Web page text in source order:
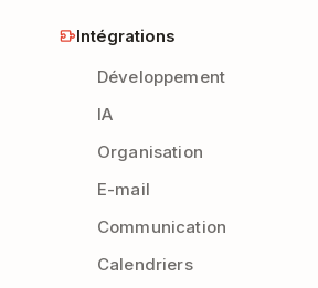
Intégrations
Développement
IA
Organisation
E-mail
Communication
Calendriers